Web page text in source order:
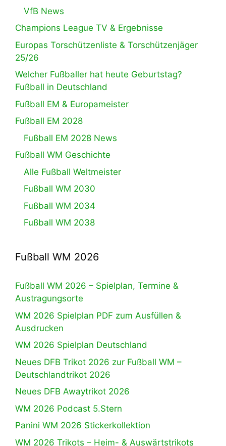
VfB News
Champions League TV & Ergebnisse
Europas Torschützenliste & Torschützenjäger
25/26
Welcher Fußballer hat heute Geburtstag?
Fußball in Deutschland
Fußball EM & Europameister
Fußball EM 2028
Fußball EM 2028 News
Fußball WM Geschichte
Alle Fußball Weltmeister
Fußball WM 2030
Fußball WM 2034
Fußball WM 2038
Fußball WM 2026
Fußball WM 2026 – Spielplan, Termine &
Austragungsorte
WM 2026 Spielplan PDF zum Ausfüllen &
Ausdrucken
WM 2026 Spielplan Deutschland
Neues DFB Trikot 2026 zur Fußball WM –
Deutschlandtrikot 2026
Neues DFB Awaytrikot 2026
WM 2026 Podcast 5.Stern
Panini WM 2026 Stickerkollektion
WM 2026 Trikots – Heim- & Auswärtstrikots